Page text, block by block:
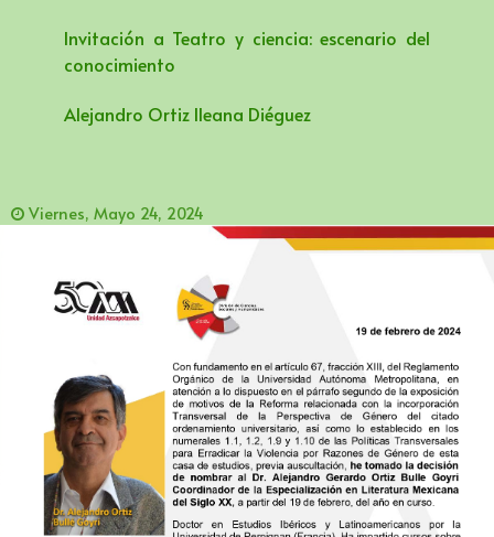
Invitación a Teatro y ciencia: escenario del
conocimiento
Alejandro Ortiz lleana Diéguez
Viernes, Mayo 24, 2024